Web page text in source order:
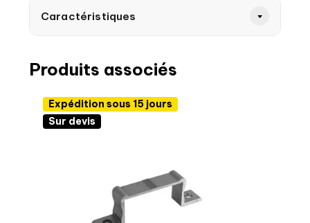
Caractéristiques
Produits associés
Expédition sous 15 jours
Sur devis